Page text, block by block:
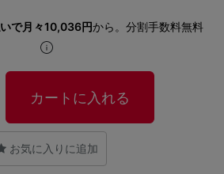
で月々10,036円から。分割手数料無料
カートに入れる
お気に入りに追加